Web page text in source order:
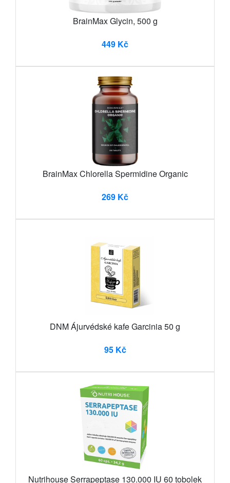
BrainMax Glycin, 500 g
449 Kč
BrainMax Chlorella Spermidine Organic
269 Kč
DNM Ájurvédské kafe Garcinia 50 g
95 Kč
Nutrihouse Serrapeptase 130.000 IU 60 tobolek